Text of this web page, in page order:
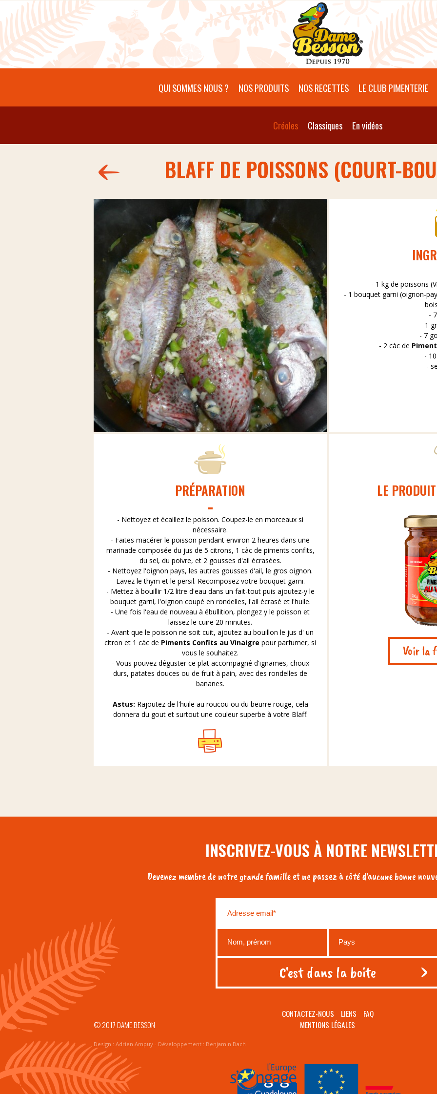
Aller au contenu principal
QUI SOMMES NOUS ? NOS PRODUITS NOS RECETTES LE CLUB PIMENTERIE
Créoles Classiques En vidéos
BLAFF DE POISSONS (COURT-
- 1 kg de poissons
- 1 bouquet garni (oignon-
-
- 1
- 7
- 2 càc de
-
-
PRÉPARATION
- Nettoyez et écaillez le poisson. Coupez-le en morceaux si
nécessaire.
- Faites macérer le poisson pendant environ 2 heures dans une
marinade composée du jus de 5 citrons, 1 càc de piments confits,
du sel, du poivre, et 2 gousses d'ail écrasées.
- Nettoyez l'oignon pays, les autres gousses d'ail, le gros oignon.
Lavez le thym et le persil. Recomposez votre bouquet garni.
- Mettez à bouillir 1/2 litre d'eau dans un fait-tout puis ajoutez-y le
bouquet garni, l'oignon coupé en rondelles, l'ail écrasé et l'huile.
- Une fois l'eau de nouveau à ébullition, plongez y le poisson et
laissez le cuire 20 minutes.
- Avant que le poisson ne soit cuit, ajoutez au bouillon le jus d' un
citron et 1 càc de Piments Confits au Vinaigre pour parfumer, si
vous le souhaitez.
- Vous pouvez déguster ce plat accompagné d'ignames, choux
durs, patates douces ou de fruit à pain, avec des rondelles de
bananes.
Astus: Rajoutez de l'huile au roucou ou du beurre rouge, cela
donnera du gout et surtout une couleur superbe à votre Blaff.
LE
Voir la
INSCRIVEZ-VOUS À NOTRE
Devenez membre de notre grande famille et ne passez à côté d'aucune bonne
© 2017 DAME BESSON
CONTACTEZ-NOUS LIENS
FAQ
MENTIONS LÉGALES
Design : Adrien Ampuy - Développement : Benjamin Bach